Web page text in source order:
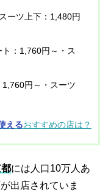
ーツ上下：1,480円
ト：1,760円～・ス
円～・スーツ
えるおすすめの店は？
には人口10万人あ
出店されていま